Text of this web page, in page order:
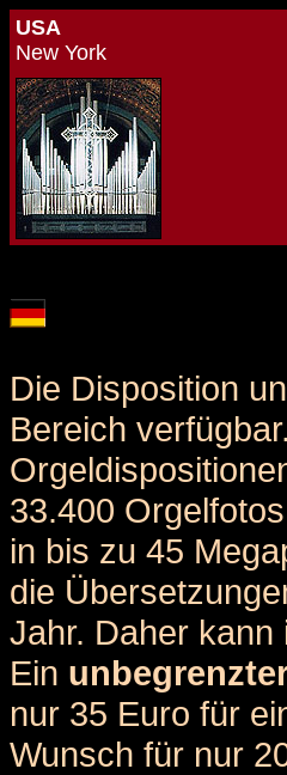
USA
New York
Die Disposition
Bereich
33.400 Orgelfotos
in bis zu 45
die
Jahr. Daher
Ein
nur 35 Euro für
Wunsch für nur